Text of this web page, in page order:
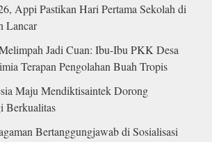
Appi Pastikan Hari Pertama Sekolah di
Lancar
Jadi Cuan: Ibu-Ibu PKK Desa
Terapan Pengolahan Buah Tropis
Maju Mendiktisaintek Dorong
Berkualitas
Bertanggungjawab di Sosialisasi